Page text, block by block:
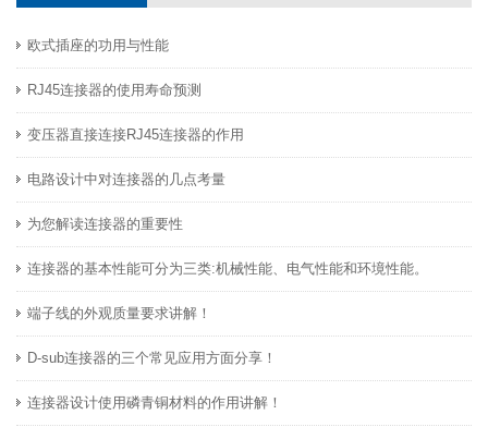
欧式插座的功用与性能
RJ45连接器的使用寿命预测
变压器直接连接RJ45连接器的作用
电路设计中对连接器的几点考量
为您解读连接器的重要性
连接器的基本性能可分为三类:机械性能、电气性能和环境性能。
端子线的外观质量要求讲解！
D-sub连接器的三个常见应用方面分享！
连接器设计使用磷青铜材料的作用讲解！